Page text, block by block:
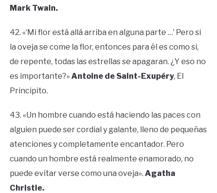
Mark Twain.
42. «‘Mi flor está allá arriba en alguna parte …’ Pero si
la oveja se come la flor, entonces para él es como si,
de repente, todas las estrellas se apagaran. ¿Y eso no
es importante?»Antoine de Saint-Exupéry, El
Principito.
43. «Un hombre cuando está haciendo las paces con
alguien puede ser cordial y galante, lleno de pequeñas
atenciones y completamente encantador. Pero
cuando un hombre está realmente enamorado, no
puede evitar verse como una oveja». Agatha
Christie.